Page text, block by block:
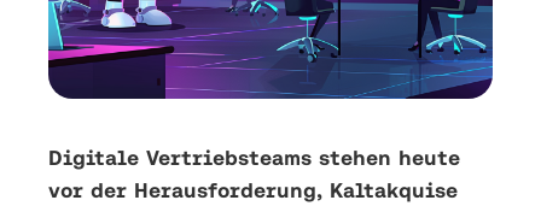
Digitale Vertriebsteams stehen heute
vor der Herausforderung, Kaltakquise